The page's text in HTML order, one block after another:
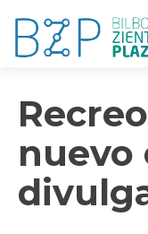
nuevo